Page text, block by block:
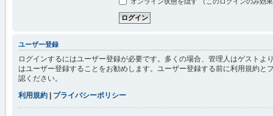
ユーザー登録
ログインするにはユーザー登録が必要です。多くの場合、管理人はゲスト
はユーザー登録することをお勧めします。ユーザー登録する前に利用規約
認ください。
利用規約 | プライバシーポリシー